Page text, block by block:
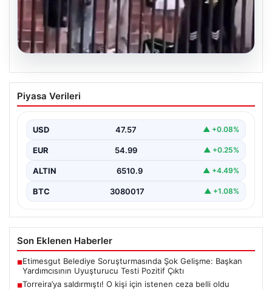
Torreira’ya saldırmıştı! O kişi için
istenen ceza belli oldu
Piyasa Verileri
USD 47.57 ▲ +0.08%
EUR 54.99 ▲ +0.25%
ALTIN 6510.9 ▲ +4.49%
BTC 3080017 ▲ +1.08%
Son Eklenen Haberler
■Etimesgut Belediye Soruşturmasında Şok Gelişme: Başkan
Yardımcısının Uyuşturucu Testi Pozitif Çıktı
■Torreira’ya saldırmıştı! O kişi için istenen ceza belli oldu